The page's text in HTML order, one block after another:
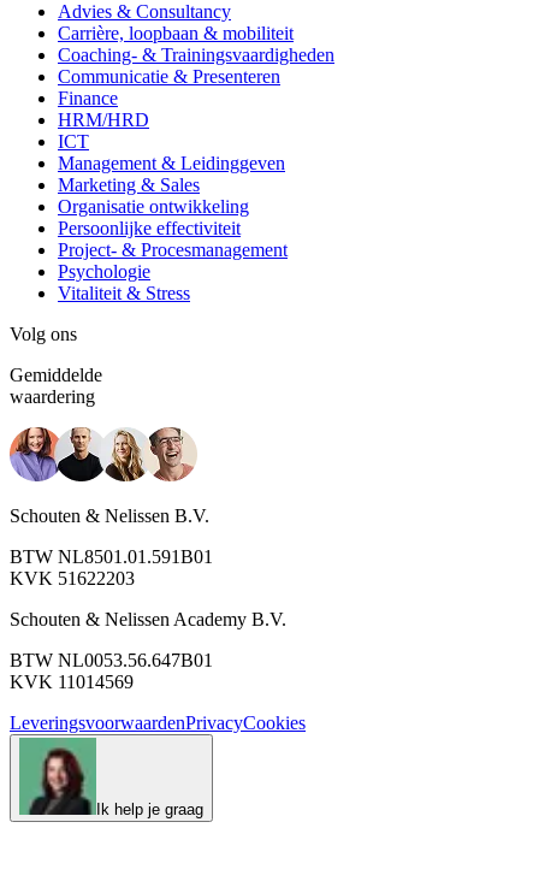
Advies & Consultancy
Carrière, loopbaan & mobiliteit
Coaching- & Trainingsvaardigheden
Communicatie & Presenteren
Finance
HRM/HRD
ICT
Management & Leidinggeven
Marketing & Sales
Organisatie ontwikkeling
Persoonlijke effectiviteit
Project- & Procesmanagement
Psychologie
Vitaliteit & Stress
Volg ons
Gemiddelde
waardering
Schouten & Nelissen B.V.
BTW NL8501.01.591B01
KVK 51622203
Schouten & Nelissen Academy B.V.
BTW NL0053.56.647B01
KVK 11014569
LeveringsvoorwaardenPrivacyCookies
Ik help je graag